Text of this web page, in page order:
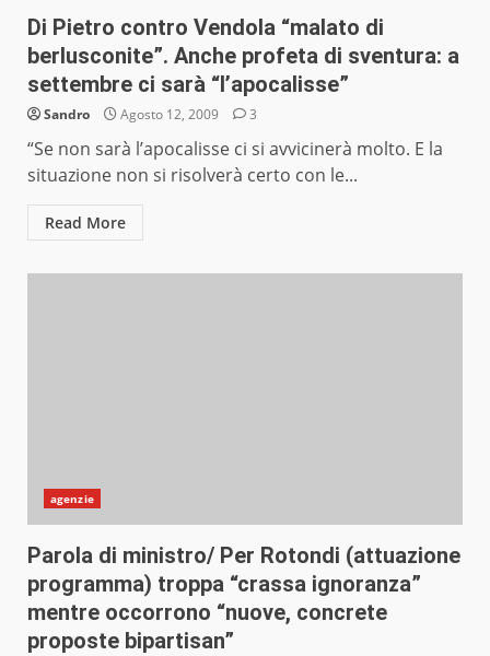
Di Pietro contro Vendola “malato di
berlusconite”. Anche profeta di sventura: a
settembre ci sarà “l’apocalisse”
Sandro Agosto 12, 2009 3
“Se non sarà l’apocalisse ci si avvicinerà molto. E la
situazione non si risolverà certo con le...
Read More
agenzie
Parola di ministro/ Per Rotondi (attuazione
programma) troppa “crassa ignoranza”
mentre occorrono “nuove, concrete
proposte bipartisan”